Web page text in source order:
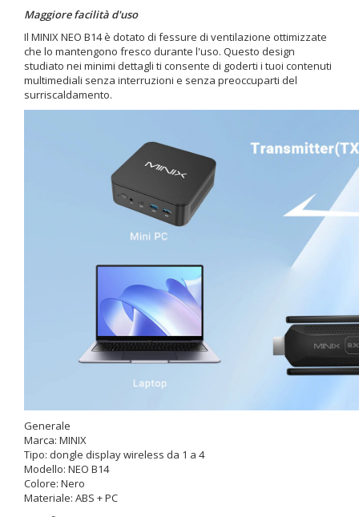
Maggiore facilità d'uso
Il MINIX NEO B14 è dotato di fessure di ventilazione ottimizzate
che lo mantengono fresco durante l'uso. Questo design
studiato nei minimi dettagli ti consente di goderti i tuoi contenuti
multimediali senza interruzioni e senza preoccuparti del
surriscaldamento.
Generale
Marca: MINIX
Tipo: dongle display wireless da 1 a 4
Modello: NEO B14
Colore: Nero
Materiale: ABS + PC